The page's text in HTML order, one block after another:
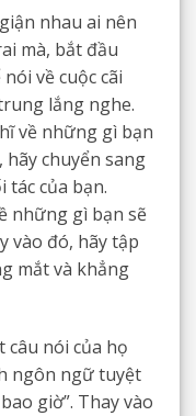
nhau ai nên
mà, bắt đầu
về cuộc cãi
lắng nghe.
về những gì bạn
chuyển sang
tác của bạn.
những gì bạn sẽ
vào đó, hãy tập
mắt và khẳng
câu nói của họ
ngôn ngữ tuyệt
giờ”. Thay vào